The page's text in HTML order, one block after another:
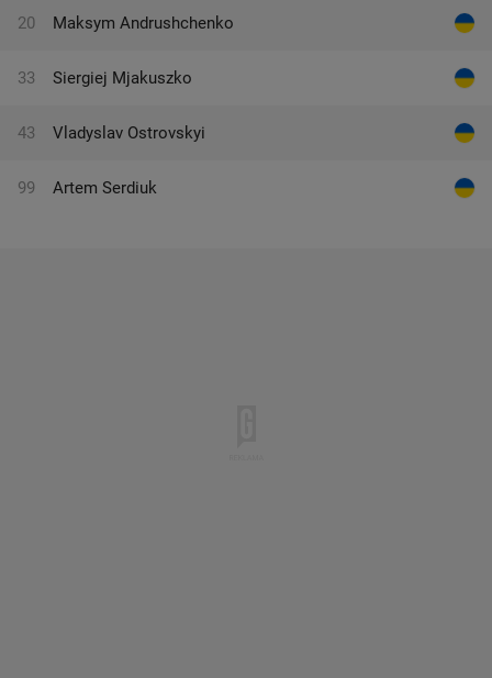
20 Maksym Andrushchenko
33 Siergiej Mjakuszko
43 Vladyslav Ostrovskyi
99 Artem Serdiuk